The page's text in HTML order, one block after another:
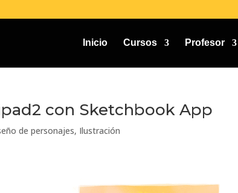
Inicio Cursos Profesor
con Sketchbook App
de personajes, Ilustración